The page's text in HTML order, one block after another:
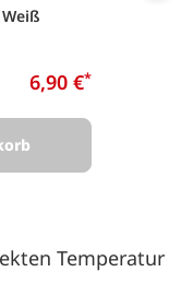
6,90 €*
Temperatur